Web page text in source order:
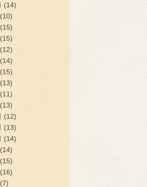
(14)
(10)
(15)
(15)
(12)
(14)
(15)
(13)
(11)
(13)
(12)
(13)
(14)
(14)
(15)
(16)
(7)